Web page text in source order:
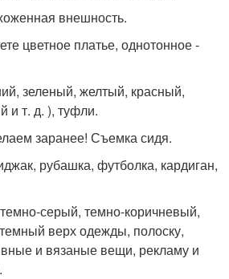
внешность.
цветное платье, однотонное -
зеленый, желтый, красный,
и т. д. ), туфли.
заранее! Съемка сидя.
рубашка, футболка, кардиган,
серый, темно-коричневый,
верх одежды, полоску,
и вязаные вещи, рекламу и